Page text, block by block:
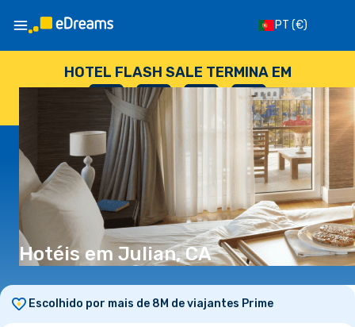
PT (€)
HOTEL FLASH SALE TERMINA EM
--
DIAS
: --
HORAS
: --
SEGUNDOS
Hotéis em Julian, CA
Escolhido por mais de 8M de viajantes Prime